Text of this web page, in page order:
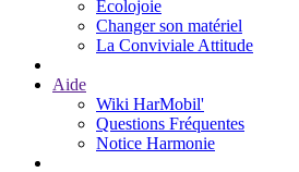
Ecolojoie
Changer son matériel
La Conviviale Attitude
Aide
Wiki HarMobil'
Questions Fréquentes
Notice Harmonie